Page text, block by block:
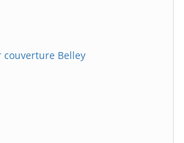
Belley